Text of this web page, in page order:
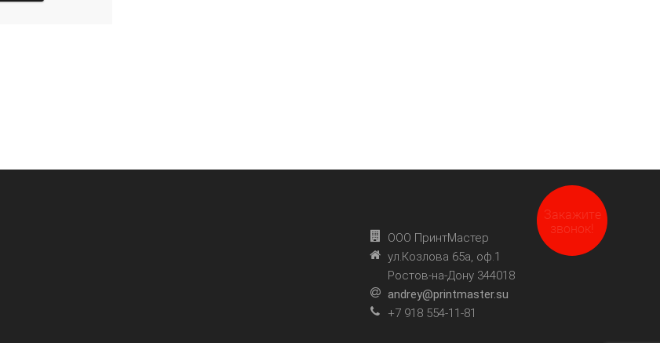
ООО ПринтМастер
ул.Козлова 65а, оф.1
Ростов-на-Дону 344018
andrey@printmaster.su
+7 918 554-11-81
Закажите
звонок!